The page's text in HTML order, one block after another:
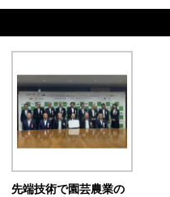
先端技術で園芸農業の